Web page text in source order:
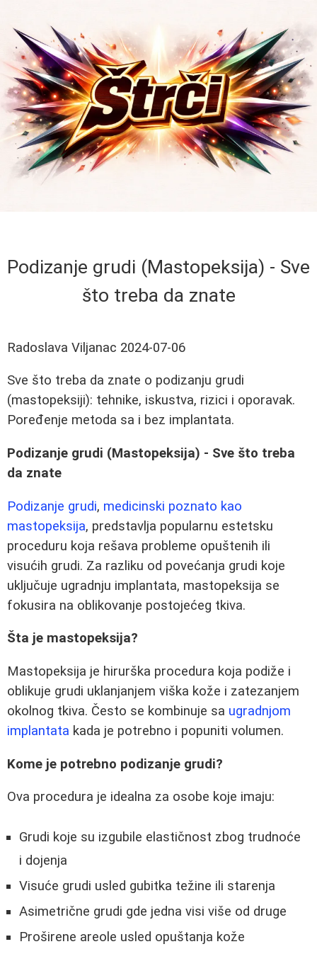
Podizanje grudi (Mastopeksija) - Sve
što treba da znate
Radoslava Viljanac 2024-07-06
Sve što treba da znate o podizanju grudi
(mastopeksiji): tehnike, iskustva, rizici i oporavak.
Poređenje metoda sa i bez implantata.
Podizanje grudi (Mastopeksija) - Sve što treba
da znate
Podizanje grudi, medicinski poznato kao
mastopeksija, predstavlja popularnu estetsku
proceduru koja rešava probleme opuštenih ili
visućih grudi. Za razliku od povećanja grudi koje
uključuje ugradnju implantata, mastopeksija se
fokusira na oblikovanje postojećeg tkiva.
Šta je mastopeksija?
Mastopeksija je hirurška procedura koja podiže i
oblikuje grudi uklanjanjem viška kože i zatezanjem
okolnog tkiva. Često se kombinuje sa ugradnjom
implantata kada je potrebno i popuniti volumen.
Kome je potrebno podizanje grudi?
Ova procedura je idealna za osobe koje imaju:
Grudi koje su izgubile elastičnost zbog trudnoće
i dojenja
Visuće grudi usled gubitka težine ili starenja
Asimetrične grudi gde jedna visi više od druge
Proširene areole usled opuštanja kože